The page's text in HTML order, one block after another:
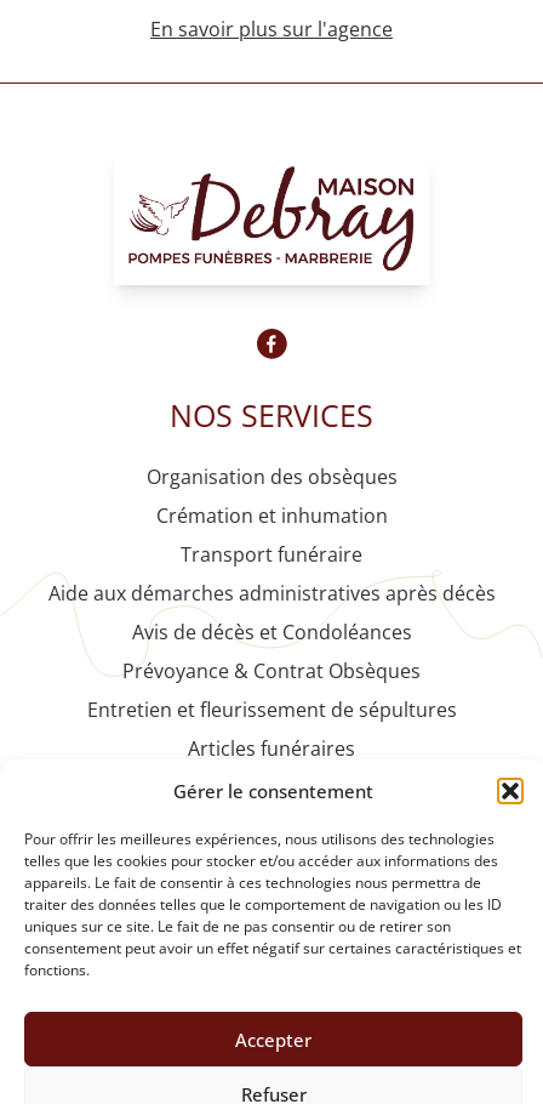
Gérer le consentement
Pour offrir les meilleures expériences, nous utilisons des technologies
telles que les cookies pour stocker et/ou accéder aux informations des
appareils. Le fait de consentir à ces technologies nous permettra de
traiter des données telles que le comportement de navigation ou les ID
uniques sur ce site. Le fait de ne pas consentir ou de retirer son
consentement peut avoir un effet négatif sur certaines caractéristiques et
fonctions.
Accepter
Refuser
En savoir plus sur l'agence
NOS SERVICES
Organisation des obsèques
Crémation et inhumation
Transport funéraire
Aide aux démarches administratives après décès
Avis de décès et Condoléances
Prévoyance & Contrat Obsèques
Entretien et fleurissement de sépultures
Articles funéraires
Faire-part et cartes de remerciements
NOS PRODUITS
Plaques funéraires et articles de souvenirs
Fleurs et compositions florales naturelles ou
artificielles
DEMANDE DE DEVIS